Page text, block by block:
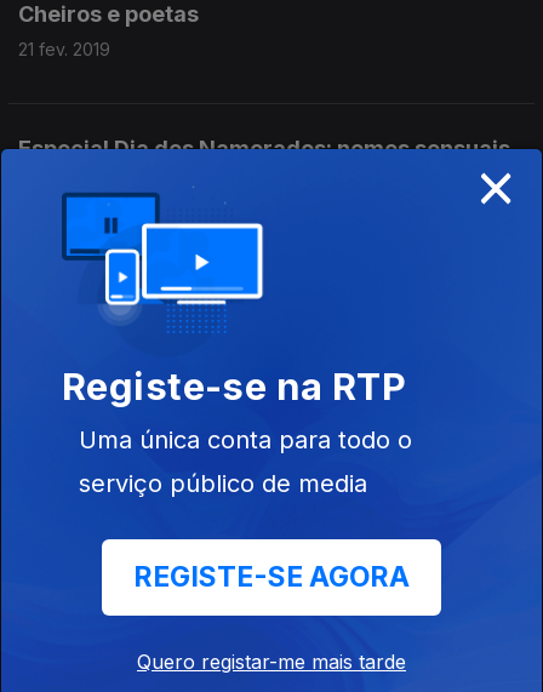
Cheiros e poetas
21 fev. 2019
Especial Dia dos Namorados: nomes sensuais,
pornografia e coisas que podem arruinar um
encontro
14 fev. 2019
Provérbios e coisas que podem arruinar uma
festa de criança
07 fev. 2019
Canções dos Beatles, motivos para se ser
despedido e nomes com pelo menos dois A
Rimas com meteorologia e anedotas de 20
×
Registe-se na RTP
Uma única conta para todo o
serviço público de media
REGISTE-SE AGORA
Quero registar-me mais tarde